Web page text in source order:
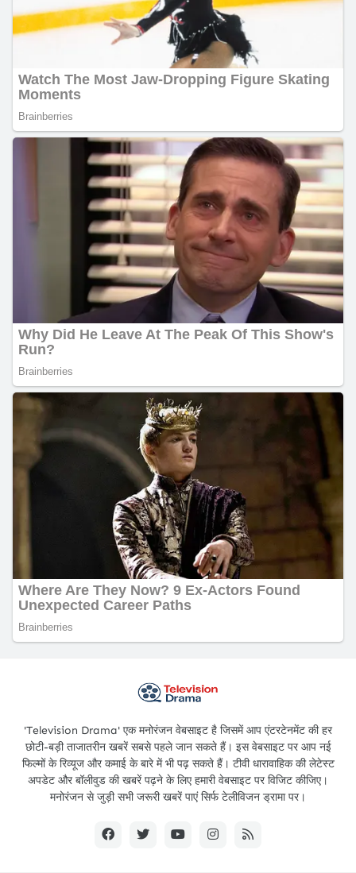
'Television Drama' एक मनोरंजन वेबसाइट है जिसमें आप एंटरटेनमेंट की हर
छोटी-बड़ी ताजातरीन खबरें सबसे पहले जान सकते हैं। इस वेबसाइट पर आप नई
फिल्मों के रिव्यूज और कमाई के बारे में भी पढ़ सकते हैं। टीवी धारावाहिक की लेटेस्ट
अपडेट और बॉलीवुड की खबरें पढ़ने के लिए हमारी वेबसाइट पर विजिट कीजिए।
मनोरंजन से जुड़ी सभी जरूरी खबरें पाएं सिर्फ टेलीविजन ड्रामा पर।